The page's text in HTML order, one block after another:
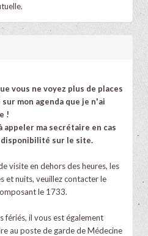
vous ne voyez plus de places
mon agenda que je n'ai
!
appeler ma secrétaire en cas
disponibilité sur le site.
visite en dehors des heures, les
et nuits, veuillez contacter le
le 1733.
fériés, il vous est également
au poste de garde de Médecine